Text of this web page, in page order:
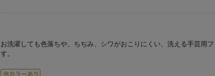
お洗濯しても色落ちや、ちぢみ、シワがおこりにくい、洗える手芸用
す。